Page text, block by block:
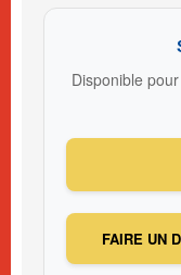
Disponible
FAIRE UN